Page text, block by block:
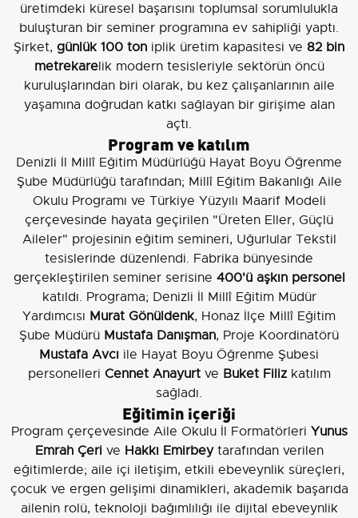
üretimdeki küresel başarısını toplumsal sorumlulukla
buluşturan bir seminer programına ev sahipliği yaptı.
Şirket, günlük 100 ton iplik üretim kapasitesi ve 82 bin
metrekarelik modern tesisleriyle sektörün öncü
kuruluşlarından biri olarak, bu kez çalışanlarının aile
yaşamına doğrudan katkı sağlayan bir girişime alan
açtı.
Program ve katılım
Denizli İl Millî Eğitim Müdürlüğü Hayat Boyu Öğrenme
Şube Müdürlüğü tarafından; Millî Eğitim Bakanlığı Aile
Okulu Programı ve Türkiye Yüzyılı Maarif Modeli
çerçevesinde hayata geçirilen "Üreten Eller, Güçlü
Aileler" projesinin eğitim semineri, Uğurlular Tekstil
tesislerinde düzenlendi. Fabrika bünyesinde
gerçekleştirilen seminer serisine 400'ü aşkın personel
katıldı. Programa; Denizli İl Millî Eğitim Müdür
Yardımcısı Murat Gönüldenk, Honaz İlçe Millî Eğitim
Şube Müdürü Mustafa Danışman, Proje Koordinatörü
Mustafa Avcı ile Hayat Boyu Öğrenme Şubesi
personelleri Cennet Anayurtve Buket Filizkatılım
sağladı.
Eğitimin içeriği
Program çerçevesinde Aile Okulu İl Formatörleri Yunus
Emrah Çerive Hakkı Emirbeytarafından verilen
eğitimlerde; aile içi iletişim, etkili ebeveynlik süreçleri,
çocuk ve ergen gelişimi dinamikleri, akademik başarıda
ailenin rolü, teknoloji bağımlılığı ile dijital ebeveynlik